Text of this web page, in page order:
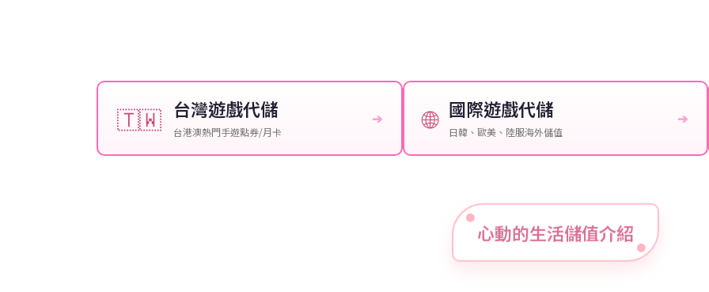
🇹🇼 台灣遊戲代儲
台港澳熱門手遊點券/月卡
➔ 🌐 國際遊戲代儲
日韓、歐美、陸服海外儲值
➔
心動的生活儲值介紹